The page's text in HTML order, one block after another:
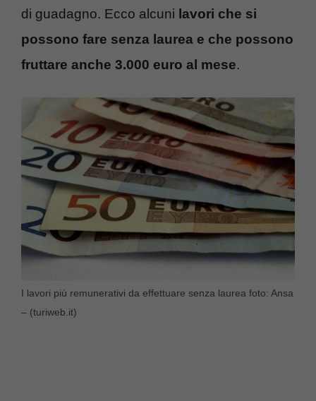
di guadagno. Ecco alcuni lavori che si
possono fare senza laurea e che possono
fruttare anche 3.000 euro al mese.
I lavori più remunerativi da effettuare senza laurea foto: Ansa
– (turiweb.it)